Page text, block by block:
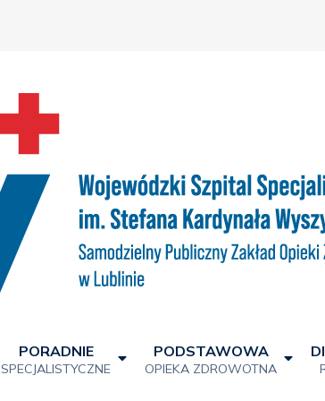
PORADNIE
SPECJALISTYCZNE
PODSTAWOWA
OPIEKA ZDROWOTNA